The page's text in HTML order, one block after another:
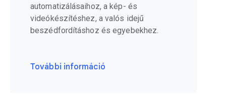
automatizálásaihoz, a kép- és
videókészítéshez, a valós idejű
beszédfordításhoz és egyebekhez.
További információ